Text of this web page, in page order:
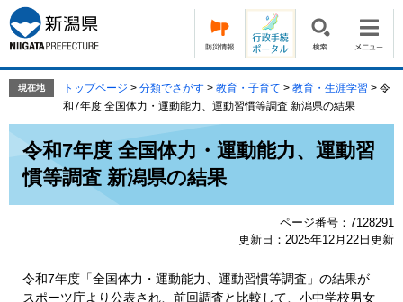
ー
ジ
の
で
ニ
ュ
ー
ば
現在地 トップページ > 分類でさがす > 教育・子育て > 教育・生涯学習 > 令
和7年度 全国体力・運動能力、運動習慣等調査 新潟県の結果
令和7年度 全国体力・運動能力、運動習
慣等調査 新潟県の結果
ページ番号：7128291
更新日：2025年12月22日更新
令和7年度「全国体力・運動能力、運動習慣等調査」の結果が
スポーツ庁より公表され、前回調査と比較して、小中学校男女